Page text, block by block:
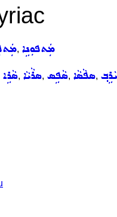
, ܡܲܬܦܘܼܢܹܐ
ܣܵܪܹܐ, ܣܪܵܝܵܐ, ܣܵܦܹܣ, ܣܦܵܣܵܐ,